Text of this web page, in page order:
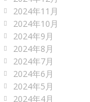
2024年11月
2024年10月
2024年9月
2024年8月
2024年7月
2024年6月
2024年5月
2024年4月